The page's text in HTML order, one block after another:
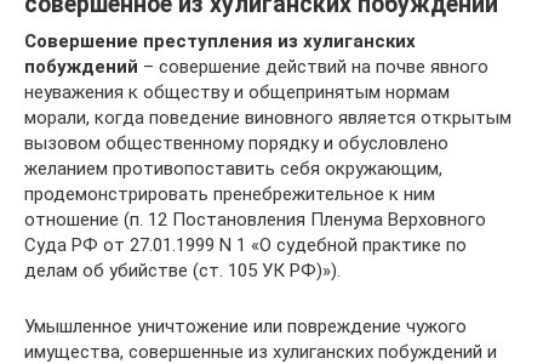
Совершение преступления из хулиганских
побуждений – совершение действий на почве явного
неуважения к обществу и общепринятым нормам
морали, когда поведение виновного является открытым
вызовом общественному порядку и обусловлено
желанием противопоставить себя окружающим,
продемонстрировать пренебрежительное к ним
отношение (п. 12 Постановления Пленума Верховного
Суда РФ от 27.01.1999 N 1 «О судебной практике по
делам об убийстве (ст. 105 УК РФ)»).
Умышленное уничтожение или повреждение чужого
имущества, совершенные из хулиганских побуждений и